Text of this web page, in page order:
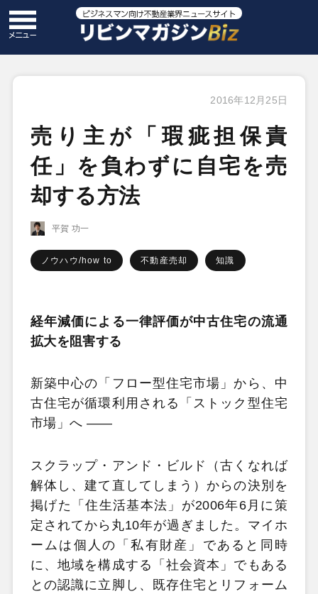
2016年12月25日
売り主が「瑕疵担保責
任」を負わずに自宅を売
却する方法
平賀 功一
ノウハウ/how to 不動産売却 知識
経年減価による一律評価が中古住宅の流通
拡大を阻害する
新築中心の「フロー型住宅市場」から、中
古住宅が循環利用される「ストック型住宅
市場」へ ――
スクラップ・アンド・ビルド（古くなれば
解体し、建て直してしまう）からの決別を
掲げた「住生活基本法」が2006年6月に策
定されてから丸10年が過ぎました。マイホ
ームは個人の「私有財産」であると同時
に、地域を構成する「社会資本」でもある
との認識に立脚し、既存住宅とリフォーム